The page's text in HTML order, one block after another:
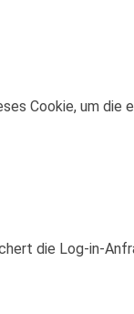
Cookie, um die
die Log-in-